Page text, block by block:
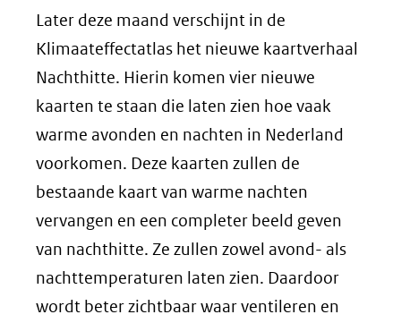
Later deze maand verschijnt in de
Klimaateffectatlas het nieuwe kaartverhaal
Nachthitte. Hierin komen vier nieuwe
kaarten te staan die laten zien hoe vaak
warme avonden en nachten in Nederland
voorkomen. Deze kaarten zullen de
bestaande kaart van warme nachten
vervangen en een completer beeld geven
van nachthitte. Ze zullen zowel avond- als
nachttemperaturen laten zien. Daardoor
wordt beter zichtbaar waar ventileren en